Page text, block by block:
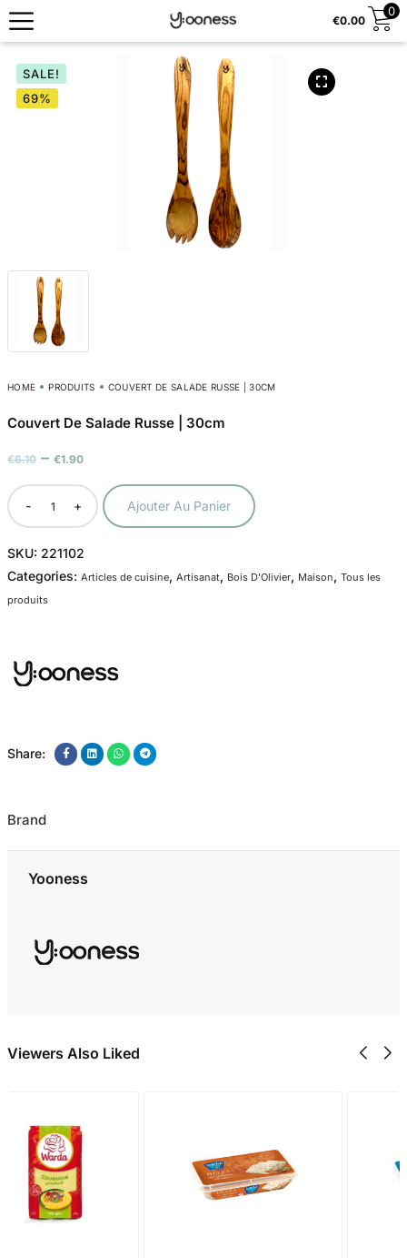
€0.00
0
SALE!
69%
HOME PRODUITS COUVERT DE SALADE RUSSE | 30CM
Couvert De Salade Russe | 30cm
€6.10 – €1.90
- + Ajouter Au Panier
SKU: 221102
Categories: Articles de cuisine, Artisanat, Bois D'Olivier, Maison, Tous les
produits
Share:
Brand
Yooness
Viewers Also Liked